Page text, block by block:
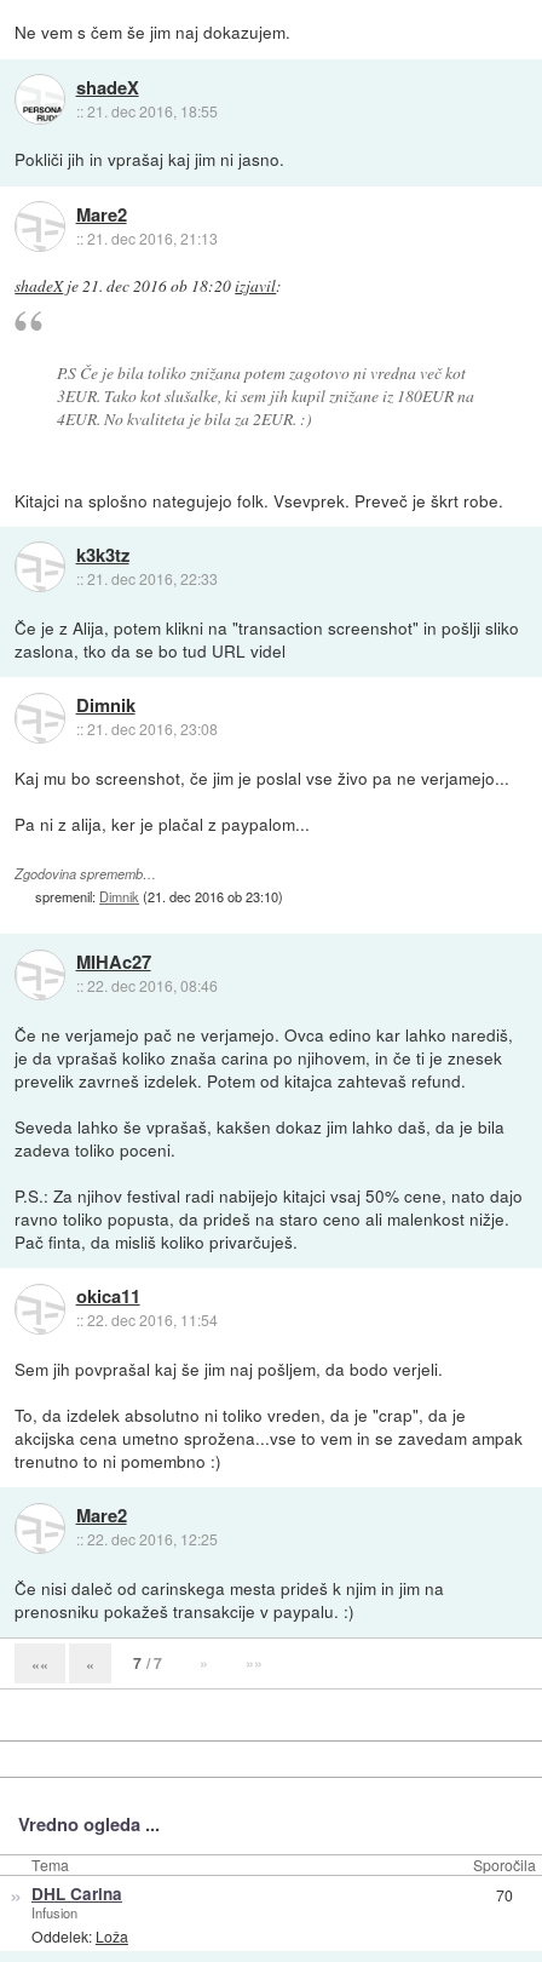
Ne vem s čem še jim naj dokazujem.
shadeX
::21. dec 2016, 18:55
Pokliči jih in vprašaj kaj jim ni jasno.
Mare2
::21. dec 2016, 21:13
shadeXje21. dec 2016 ob 18:20izjavil:
P.S Če je bila toliko znižana potem zagotovo ni vredna več kot
3EUR. Tako kot slušalke, ki sem jih kupil znižane iz 180EUR na
4EUR. No kvaliteta je bila za 2EUR. :)
Kitajci na splošno nategujejo folk. Vsevprek. Preveč je škrt robe.
k3k3tz
::21. dec 2016, 22:33
Če je z Alija, potem klikni na "transaction screenshot" in pošlji sliko
zaslona, tko da se bo tud URL videl
Dimnik
::21. dec 2016, 23:08
Kaj mu bo screenshot, če jim je poslal vse živo pa ne verjamejo...
Pa ni z alija, ker je plačal z paypalom...
Zgodovina sprememb…
spremenil: Dimnik (21. dec 2016 ob 23:10)
MIHAc27
::22. dec 2016, 08:46
Če ne verjamejo pač ne verjamejo. Ovca edino kar lahko narediš,
je da vprašaš koliko znaša carina po njihovem, in če ti je znesek
prevelik zavrneš izdelek. Potem od kitajca zahtevaš refund.
Seveda lahko še vprašaš, kakšen dokaz jim lahko daš, da je bila
zadeva toliko poceni.
P.S.: Za njihov festival radi nabijejo kitajci vsaj 50% cene, nato dajo
ravno toliko popusta, da prideš na staro ceno ali malenkost nižje.
Pač finta, da misliš koliko privarčuješ.
okica11
::22. dec 2016, 11:54
Sem jih povprašal kaj še jim naj pošljem, da bodo verjeli.
To, da izdelek absolutno ni toliko vreden, da je "crap", da je
akcijska cena umetno sprožena...vse to vem in se zavedam ampak
trenutno to ni pomembno :)
Mare2
::22. dec 2016, 12:25
Če nisi daleč od carinskega mesta prideš k njim in jim na
prenosniku pokažeš transakcije v paypalu. :)
«« « 7 / 7 » »»
Vredno ogleda ...
Tema Sporočila
» DHL Carina
Infusion
Oddelek: Loža
70